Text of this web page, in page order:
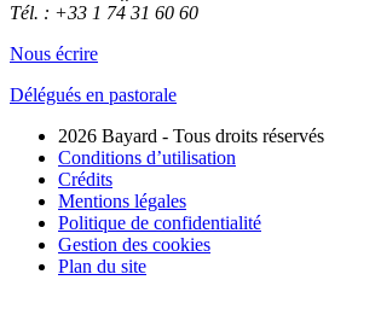
Tél. : +33 1 74 31 60 60
Nous écrire
Délégués en pastorale
2026 Bayard - Tous droits réservés
Conditions d’utilisation
Crédits
Mentions légales
Politique de confidentialité
Gestion des cookies
Plan du site